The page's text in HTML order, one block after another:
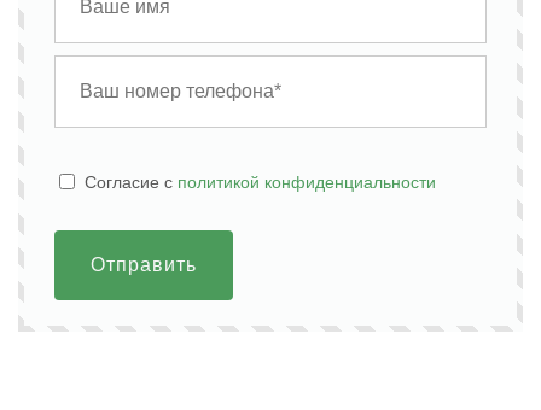
Cогласие с политикой конфиденциальности
Отправить